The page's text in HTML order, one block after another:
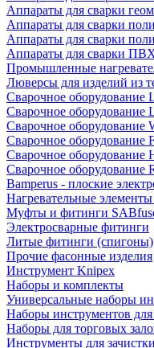
Аппараты для сварки
Аппараты для сварки
Аппараты для сварки
Аппараты для сварки
Промышленные
Люверсы для изделий из
Сварочное оборудование
Сварочное оборудование
Сварочное оборудование
Сварочное оборудование
Сварочное оборудование
Сварочное оборудование
Bamperus - плоские
Нагревательные элементы
Муфты и фитинги
Электросварные фитинги
Литые фитинги (спигоны)
Прочие фасонные изделия
Инструмент Knipex
Наборы и комплекты
Универсальные наборы
Наборы инструментов для
Наборы для торговых
Инструменты для